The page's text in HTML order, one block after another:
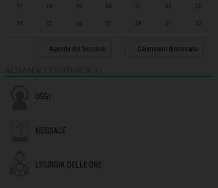
17 18 19 20 21 22 23
24 25 26 27 28 29 30
Agenda del Vescovo Calendario diocesano
ALMANACCO LITURGICO
OGGI:
MESSALE
LITURGIA DELLE ORE